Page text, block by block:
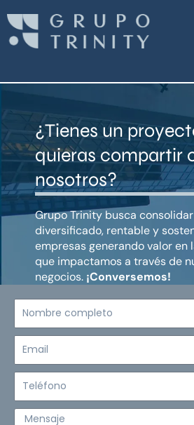
contenido
¿Tienes un
quieras compartir
nosotros?
Grupo Trinity busca
diversificado, rentable y
empresas generando valor en
que impactamos a través de
negocios. ¡Conversemos!
Mensaje